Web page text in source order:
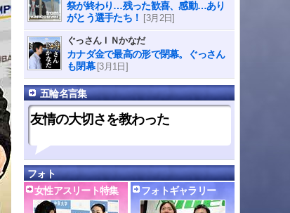
祭が終わり…残った歓喜、感動…あり
がとう選手たち！ [3月2日]
ぐっさんＩＮかなだ
カナダ金で最高の形で閉幕。ぐっさん
も閉幕 [3月1日]
五輪名言集
友情の大切さを教わった
フォト
女性アスリート特集
フォトギャラリー